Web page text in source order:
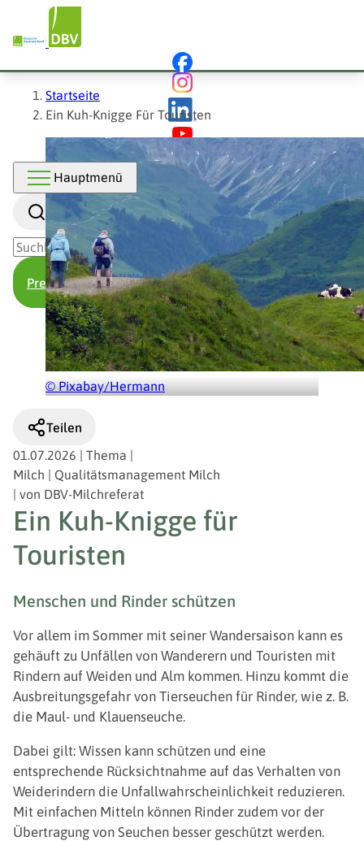
Inhalt
Hauptnavigation
Hauptmenü
Suche
Presse
Pfadnavigation
Startseite
Ein Kuh-Knigge Für Touristen
© Pixabay/Hermann
Teilen
01.07.2026 | Thema |
Milch | Qualitätsmanagement Milch
| von DBV-Milchreferat
Ein Kuh-Knigge für
Touristen
Menschen und Rinder schützen
Vor allem im Sommer mit seiner Wandersaison kann es
gehäuft zu Unfällen von Wanderern und Touristen mit
Rindern auf Weiden und Alm kommen. Hinzu kommt die
Ausbreitungsgefahr von Tierseuchen für Rinder, wie z. B.
die Maul- und Klauenseuche.
Dabei gilt: Wissen kann schützen und eine
entsprechende Rücksichtnahme auf das Verhalten von
Weiderindern die Unfallwahrscheinlichkeit reduzieren.
Mit einfachen Mitteln können Rinder zudem vor der
Übertragung von Seuchen besser geschützt werden.